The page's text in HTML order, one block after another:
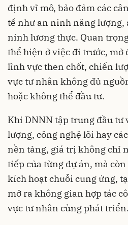
định vĩ mô, bảo đảm các
tế như an ninh năng
ninh lương thực. Quan
thể hiện ở việc đi trước,
lĩnh vực then chốt, chiến
vực tư nhân không đủ
hoặc không thể đầu tư.
Khi DNNN tập trung đầu tư
lượng, công nghệ lõi hay
nền tảng, giá trị không chỉ
tiếp của từng dự án, mà
kích hoạt chuỗi cung ứng,
mở ra không gian hợp tác
vực tư nhân cùng phát triển.